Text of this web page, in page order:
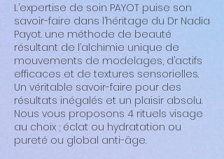
L’expertise de soin PAYOT puise son
savoir-faire dans l’héritage du Dr Nadia
Payot. une méthode de beauté
résultant de l’alchimie unique de
mouvements de modelages, d’actifs
efficaces et de textures sensorielles.
Un véritable savoir-faire pour des
résultats inégalés et un plaisir absolu.
Nous vous proposons 4 rituels visage
au choix ; éclat ou hydratation ou
pureté ou global anti-âge.